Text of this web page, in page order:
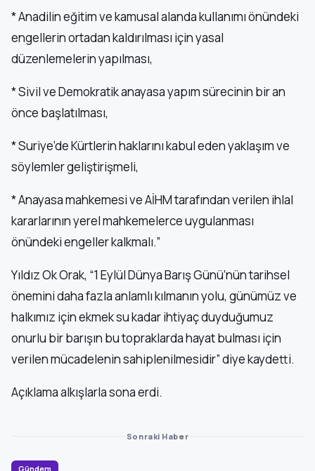
* Anadilin eğitim ve kamusal alanda kullanımı önündeki
engellerin ortadan kaldırılması için yasal
düzenlemelerin yapılması,
* Sivil ve Demokratik anayasa yapım sürecinin bir an
önce başlatılması,
* Suriye’de Kürtlerin haklarını kabul eden yaklaşım ve
söylemler geliştirişmeli,
* Anayasa mahkemesi ve AİHM tarafından verilen ihlal
kararlarının yerel mahkemelerce uygulanması
önündeki engeller kalkmalı.”
Yıldız Ok Orak, “1 Eylül Dünya Barış Günü’nün tarihsel
önemini daha fazla anlamlı kılmanın yolu, günümüz ve
halkımız için ekmek su kadar ihtiyaç duyduğumuz
onurlu bir barışın bu topraklarda hayat bulması için
verilen mücadelenin sahiplenilmesidir” diye kaydetti.
Açıklama alkışlarla sona erdi.
Sonraki Haber
Gündem